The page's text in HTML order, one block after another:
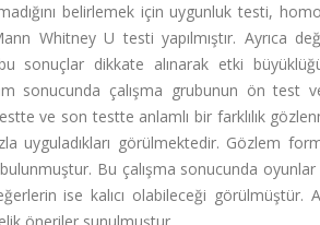
belirlemek için uygunluk testi,
Whitney U testi yapılmıştır. Ayrıca
sonuçlar dikkate alınarak etki
sonucunda çalışma grubunun ön test
ve son testte anlamlı bir farklılık
uyguladıkları görülmektedir. Gözlem
bulunmuştur. Bu çalışma sonucunda
ise kalıcı olabileceği görülmüştür.